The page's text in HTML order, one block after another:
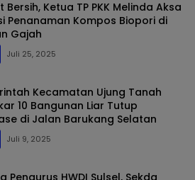
Bersih, Ketua TP PKK Melinda Aksa
Penanaman Kompos Biopori di
Gajah
Juli 25, 2025
Kecamatan Ujung Tanah
10 Bangunan Liar Tutup
di Jalan Barukang Selatan
Juli 9, 2025
Pengurus HWDI Sulsel, Sekda